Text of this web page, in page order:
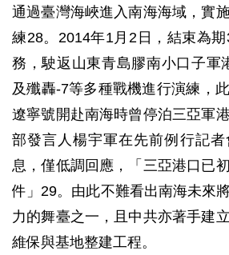
通過臺灣海峽進入南海海域，實
練28。2014年1月2日，結束為
務，駛返山東青島膠南小口子軍
及殲轟-7等多種戰機進行演練，
遼寧號開赴南海時曾停泊三亞軍
部發言人楊宇軍在先前例行記
息，僅低調回應，「三亞港口已
件」29。由此不難看出南海未來
力的舞臺之一，且中共亦著手建
維保與基地整建工程。